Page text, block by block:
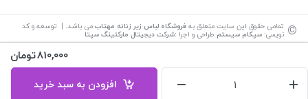
810,000تومان
افزودن به سبد خرید
© تمامی حقوق این سایت متعلق بهفروشگاه لباس زیر زنانه مهتابمی باشد. | توسعه و کد
نویسی: سپکام سیستم طراحی و اجرا :شرکت دیجیتال مارکتینگ سپتا